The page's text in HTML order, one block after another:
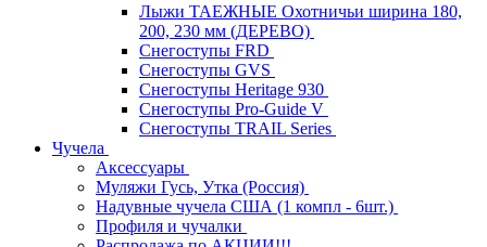
Лыжи ТАЕЖНЫЕ Охотничьи ширина 180,
200, 230 мм (ДЕРЕВО)
Снегоступы FRD
Снегоступы GVS
Снегоступы Heritage 930
Снегоступы Pro-Guide V
Снегоступы TRAIL Series
Чучела
Аксессуары
Муляжи Гусь, Утка (Россия)
Надувные чучела США (1 компл - 6шт.)
Профиля и чучалки